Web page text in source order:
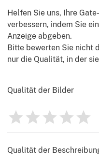
Helfen Sie uns, Ihre
verbessern, indem Sie
Anzeige abgeben.
Bitte bewerten Sie nicht
nur die Qualität, in der
Qualität der Bilder
Bewertung
0
1 2 3 4 5
Qualität der